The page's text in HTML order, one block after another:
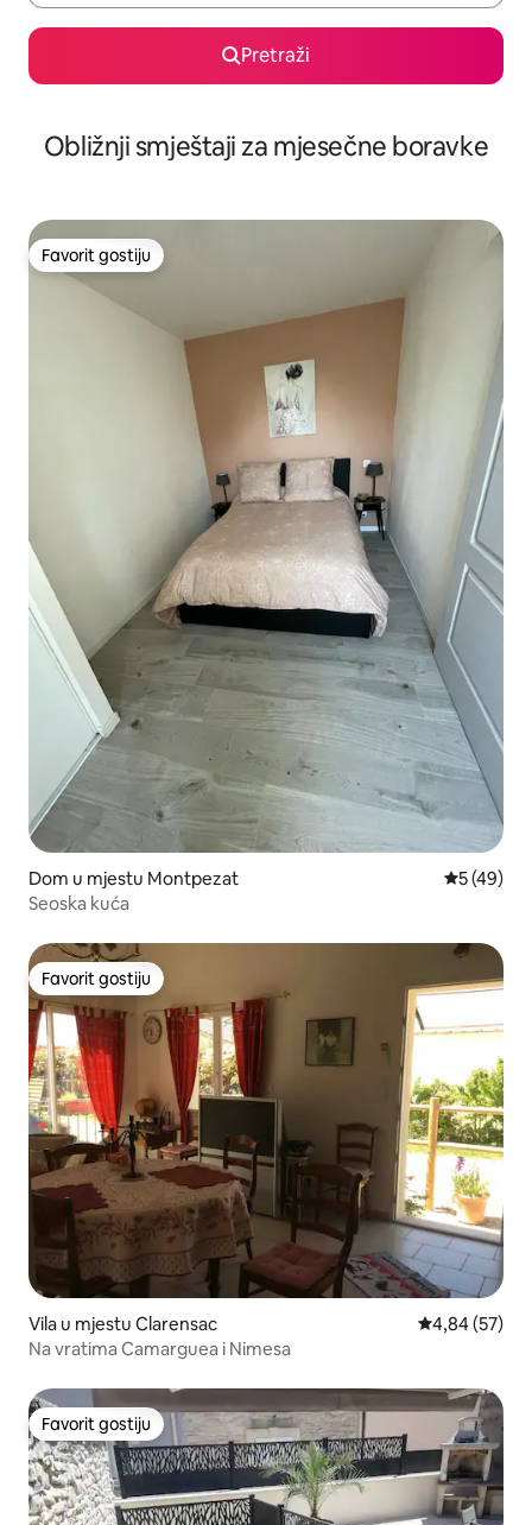
Pretraži
Obližnji smještaji za mjesečne boravke
Favorit gostiju
Favorit gostiju
Dom u mjestu Montpezat Prosječna
5 (49)
Seoska kuća
Favorit gostiju
Favorit gostiju
Vila u mjestu Clarensac Prosječna
4,84 (57)
Na vratima Camarguea i Nimesa
Favorit gostiju
Favorit gostiju